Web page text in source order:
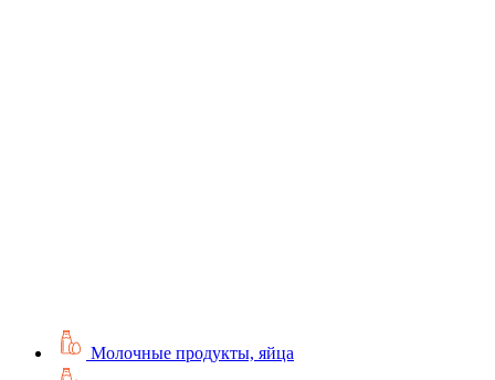
Молочные продукты, яйца